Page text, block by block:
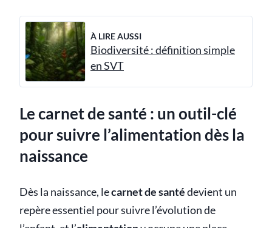
À LIRE AUSSI
Biodiversité : définition simple
en SVT
Le carnet de santé : un outil-clé
pour suivre l’alimentation dès la
naissance
Dès la naissance, lecarnet de santédevient un
repère essentiel pour suivre l’évolution de